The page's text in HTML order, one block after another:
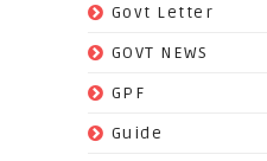
Govt Letter
GOVT NEWS
GPF
Guide